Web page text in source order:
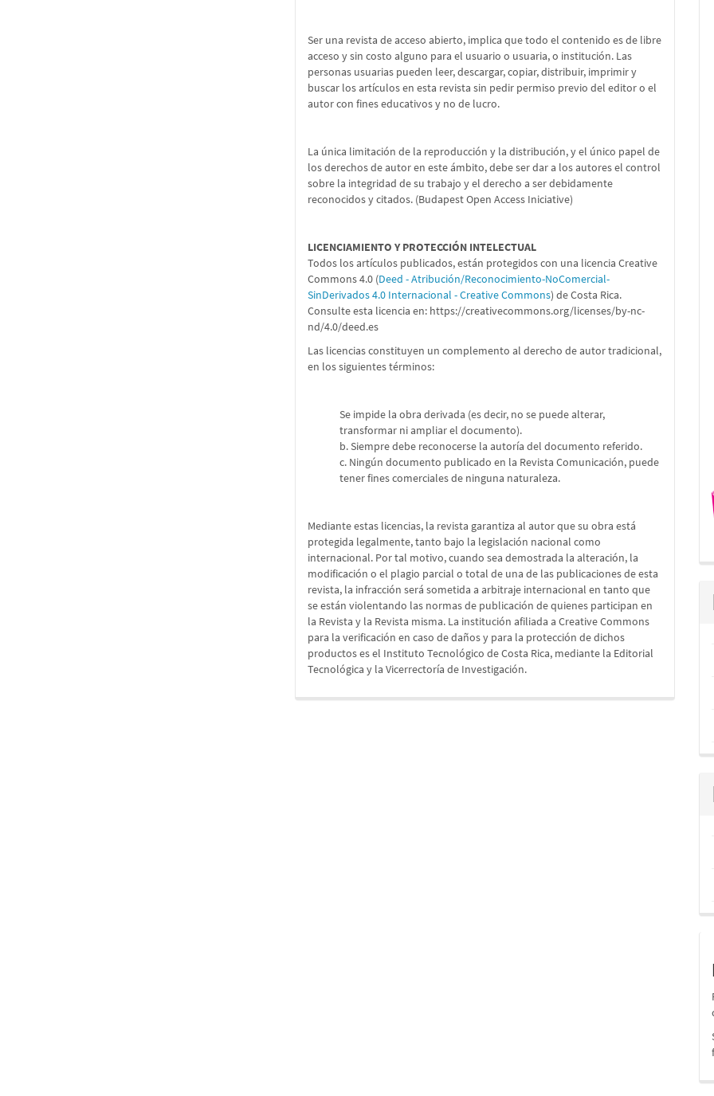
Ser una revista de acceso abierto, implica que todo el contenido es de libre
acceso y sin costo alguno para el usuario o usuaria, o institución. Las
personas usuarias pueden leer, descargar, copiar, distribuir, imprimir y
buscar los artículos en esta revista sin pedir permiso previo del editor o el
autor con fines educativos y no de lucro.
La única limitación de la reproducción y la distribución, y el único papel de
los derechos de autor en este ámbito, debe ser dar a los autores el control
sobre la integridad de su trabajo y el derecho a ser debidamente
reconocidos y citados. (Budapest Open Access Iniciative)
LICENCIAMIENTO Y PROTECCIÓN INTELECTUAL
Todos los artículos publicados, están protegidos con una licencia Creative
Commons 4.0 (Deed - Atribución/Reconocimiento-NoComercial-
SinDerivados 4.0 Internacional - Creative Commons) de Costa Rica.
Consulte esta licencia en: https://creativecommons.org/licenses/by-nc-
nd/4.0/deed.es
Las licencias constituyen un complemento al derecho de autor tradicional,
en los siguientes términos:
Se impide la obra derivada (es decir, no se puede alterar,
transformar ni ampliar el documento).
b. Siempre debe reconocerse la autoría del documento referido.
c. Ningún documento publicado en la Revista Comunicación, puede
tener fines comerciales de ninguna naturaleza.
Mediante estas licencias, la revista garantiza al autor que su obra está
protegida legalmente, tanto bajo la legislación nacional como
internacional. Por tal motivo, cuando sea demostrada la alteración, la
modificación o el plagio parcial o total de una de las publicaciones de esta
revista, la infracción será sometida a arbitraje internacional en tanto que
se están violentando las normas de publicación de quienes participan en
la Revista y la Revista misma. La institución afiliada a Creative Commons
para la verificación en caso de daños y para la protección de dichos
productos es el Instituto Tecnológico de Costa Rica, mediante la Editorial
Tecnológica y la Vicerrectoría de Investigación.